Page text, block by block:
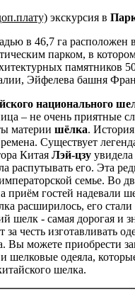
экскурсия в
в 46,7 га расположен
парком, в
памятников
Эйфелева башня
национального
– не очень приятные
материи шёлка.
Существует
Китая Лэй-цзу
распутывать его. Эта
императорской семье. Во
приём гостей надевали
расширилось, его
шелк - самая дорогая и
честь изготавливать
Вы можете приобрести
шелковые одеяла,
шелка.